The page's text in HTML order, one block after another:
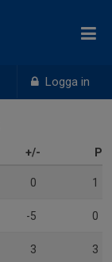
Logga in
+/- P
0 1
-5 0
3 3